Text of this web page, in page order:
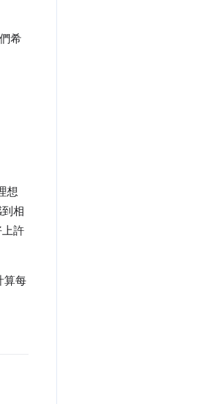
希
想
相
許
算每